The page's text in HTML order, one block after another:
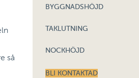
så
BYGGNADSHÖJD
TAKLUTNING
NOCKHÖJD
BLI KONTAKTAD